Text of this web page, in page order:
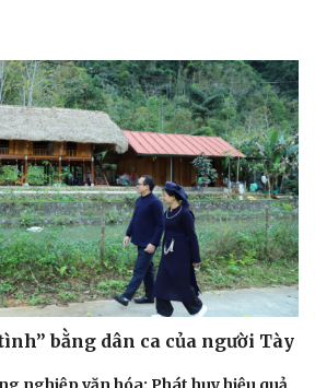
Đời sống
Nhà đẹp
Blog
Tình yêu - Gia đình
bằng dân ca của người Tày